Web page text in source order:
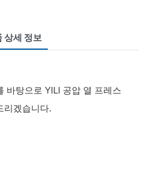
상세 정보
바탕으로 YILI 공압 열 프레스
리겠습니다.